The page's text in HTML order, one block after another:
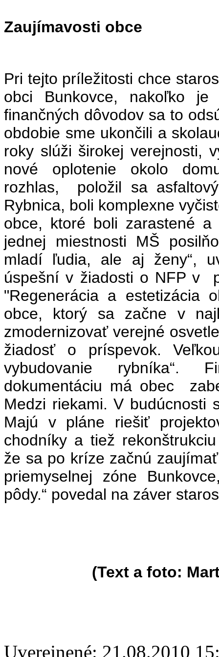
Zaujímavosti obce
Pri tejto príležitosti chce
obci Bunkovce, nakoľko
finančných dôvodov sa to
obdobie sme ukončili a
roky slúži širokej verejnosti,
nové oplotenie okolo
rozhlas, položil sa
Rybnica, boli komplexne
obce, ktoré boli zarastené
jednej miestnosti MŠ
mladí ľudia, ale aj ženy“,
úspešní v žiadosti o NFP v
"Regenerácia a estetizácia
obce, ktorý sa začne v
zmodernizovať verejné
žiadosť o príspevok.
vybudovanie rybníka“.
dokumentáciu má obec
Medzi riekami. V budúcnosti
Majú v pláne riešiť
chodníky a tiež
že sa po kríze začnú
priemyselnej zóne
pôdy.“ povedal na záver
(Text a foto:
Uverejnené: 21.08.2010